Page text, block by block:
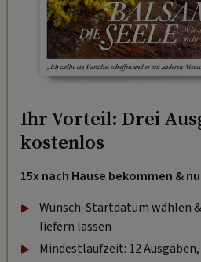
Ihr Vorteil: Drei
kostenlos
15x nach Hause bekommen &
Wunsch-Startdatum wählen
liefern lassen
Mindestlaufzeit: 12